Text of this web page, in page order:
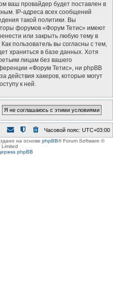
ваш провайдер будет поставлен в
IP-адреса всех сообщений
такой политики. Вы
форумов «Форум Тетис» имеют
или закрыть любую тему в
пользователь вы согласны с тем,
храниться в базе данных. Хотя
лицам без вашего
«Форум Тетис», ни phpBB
действия хакеров, которые могут
к ней.
Часовой пояс: UTC+03:00
на основе phpBB® Forum Software ©
phpBB